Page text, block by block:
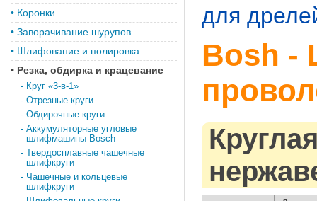
• Коронки
• Заворачивание шурупов
• Шлифование и полировка
• Резка, обдирка и крацевание
- Круг «3-в-1»
- Отрезные круги
- Обдирочные круги
- Аккумуляторные угловые
шлифмашины Bosch
- Твердосплавные чашечные
шлифкруги
- Чашечные и кольцевые
шлифкруги
для
Bosh -